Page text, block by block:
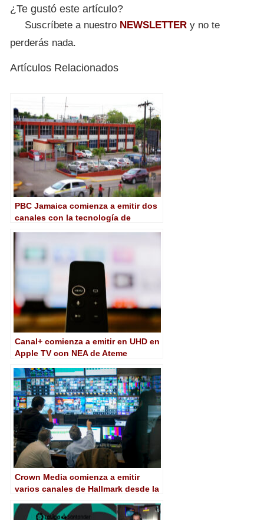
¿Te gustó este artículo?
Suscríbete a nuestro NEWSLETTER y no te
perderás nada.
Artículos Relacionados
PBC Jamaica comienza a emitir dos
canales con la tecnología de
Canal+ comienza a emitir en UHD en
Apple TV con NEA de Ateme
Crown Media comienza a emitir
varios canales de Hallmark desde la